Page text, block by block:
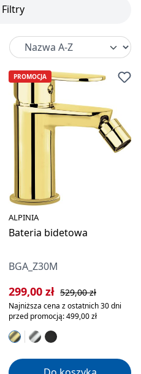
Filtry
PROMOCJA
ALPINIA
Bateria bidetowa
BGA_Z30M
Cena sprzedaży:
299,00 zł Cena regularna:
529,00 zł
Najniższa cena z ostatnich 30 dni
przed promocją: 499,00 zł